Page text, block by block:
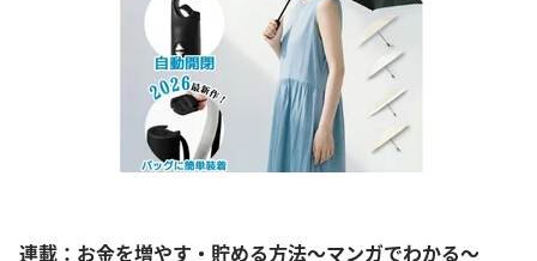
連載：お金を増やす・貯める方法～マンガでわかる～